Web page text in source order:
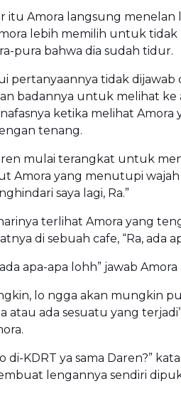
itu Amora langsung menelan
lebih memilih untuk
pura bahwa dia sudah tidur.
pertanyaannya tidak dijawab
badannya untuk melihat ke
ketika melihat
tenang.
mulai terangkat untuk
Amora yang menutupi wajah
saya lagi, Ra.”
terlihat Amora yang
di sebuah cafe, “Ra, ada
apa-apa lohh” jawab
lo ngga akan mungkin
atau ada sesuatu yang
di-KDRT ya sama Daren?”
lengannya sendiri